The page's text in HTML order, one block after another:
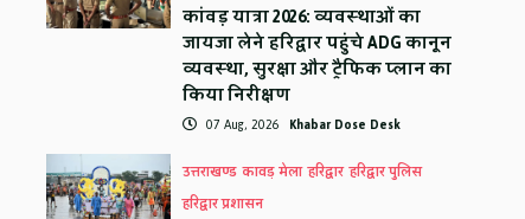
कांवड़ यात्रा 2026: व्यवस्थाओं का
जायजा लेने हरिद्वार पहुंचे ADG कानून
व्यवस्था, सुरक्षा और ट्रैफिक प्लान का
किया निरीक्षण
07 Aug, 2026 Khabar Dose Desk
उत्तराखण्ड कावड़ मेला हरिद्वार हरिद्वार पुलिस
हरिद्वार प्रशासन